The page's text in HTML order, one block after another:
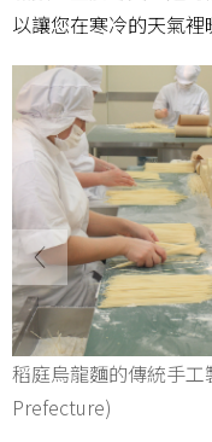
以讓您在寒冷的天氣裡
稻庭烏龍麵的傳統手
Prefecture)